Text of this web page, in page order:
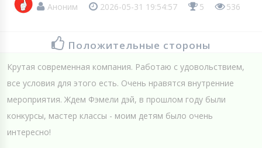
Аноним 2026-05-31 19:54:57 5 536
Положительные стороны
Крутая современная компания. Работаю с удовольствием,
все условия для этого есть. Очень нравятся внутренние
мероприятия. Ждем Фэмели дэй, в прошлом году были
конкурсы, мастер классы - моим детям было очень
интересно!